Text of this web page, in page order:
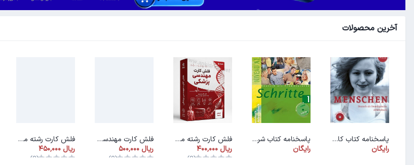
آخرین محصولات
پاسخنامه کتاب کار ArbeitsbuchMenschen A1.1
رایگان
پاسخنامه کتاب شریته ۱ (PDF)
رایگان
فلش کارت رشته مهندسی پزشکی
(0)
فلش کارت مهندسی بهداشت و ایمنی کار
(0)
فلش کارت رشته مهندسی انرژی
(0)